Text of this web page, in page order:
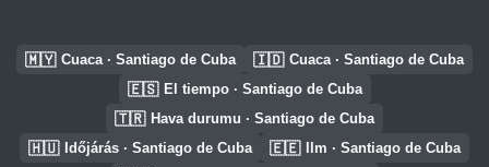
🇲🇾 Cuaca · Santiago de Cuba 🇮🇩 Cuaca · Santiago de Cuba
🇪🇸 El tiempo · Santiago de Cuba
🇹🇷 Hava durumu · Santiago de Cuba
🇭🇺 Időjárás · Santiago de Cuba 🇪🇪 Ilm · Santiago de Cuba